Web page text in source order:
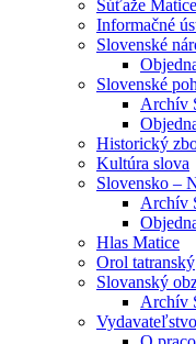
Súťaže
Informačné
Slovenské
Slovenské
Archív
Historický
Kultúra slova
Slovensko –
Archív
Hlas Matice
Orol tatranský
Slovanský
Archív
Vydavateľstvo